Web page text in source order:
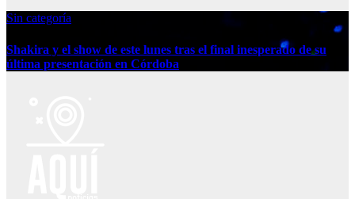
Sin categoría
Shakira y el show de este lunes tras el final inesperado de su
última presentación en Córdoba